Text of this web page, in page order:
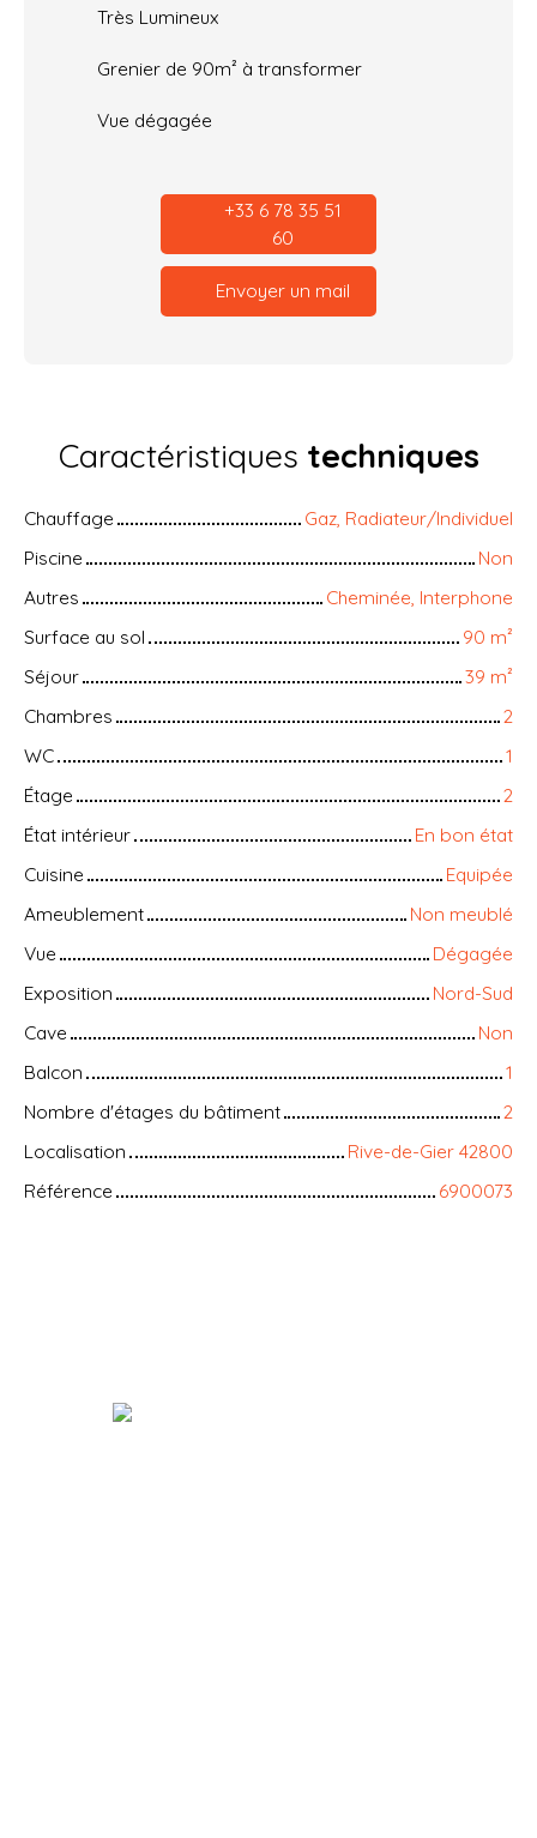
Très Lumineux
Grenier de 90m² à transformer
Vue dégagée
+33 6 78 35 51
60
Envoyer un mail
Caractéristiques techniques
Chauffage
Gaz, Radiateur/Individuel
Piscine
Non
Autres
Cheminée, Interphone
Surface au sol
90 m²
Séjour
39 m²
Chambres
2
WC
1
Étage
2
État intérieur
En bon état
Cuisine
Equipée
Ameublement
Non meublé
Vue
Dégagée
Exposition
Nord-Sud
Cave
Non
Balcon
1
Nombre d'étages du bâtiment
2
Localisation
Rive-de-Gier 42800
Référence
6900073